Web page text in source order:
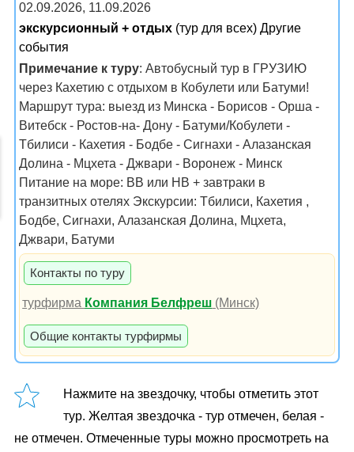
02.09.2026, 11.09.2026
экскурсионный + отдых (тур для всех) Другие
события
Примечание к туру: Автобусный тур в ГРУЗИЮ
через Кахетию с отдыхом в Кобулети или Батуми!
Маршрут тура: выезд из Минска - Борисов - Орша -
Витебск - Ростов-на- Дону - Батуми/Кобулети -
Тбилиси - Кахетия - Бодбе - Сигнахи - Алазанская
Долина - Мцхета - Джвари - Воронеж - Минск
Питание на море: ВВ или НB + завтраки в
транзитных отелях Экскурсии: Тбилиси, Кахетия ,
Бодбе, Сигнахи, Алазанская Долина, Мцхета,
Джвари, Батуми
Контакты по туру
турфирма Компания Белфреш (Минск)
Общие контакты турфирмы
Нажмите на звездочку, чтобы отметить этот
тур. Желтая звездочка - тур отмечен, белая -
не отмечен. Отмеченные туры можно просмотреть на